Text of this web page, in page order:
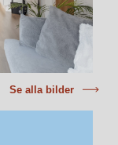
Se alla bilder